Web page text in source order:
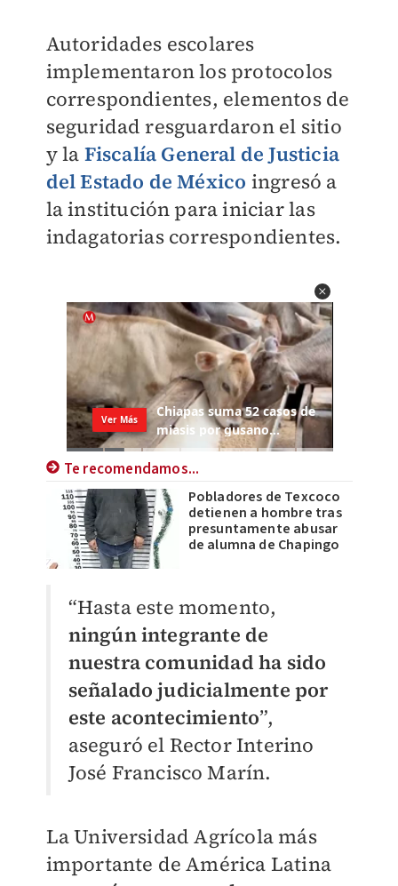
Autoridades escolares
implementaron los protocolos
correspondientes, elementos de
seguridad resguardaron el sitio
y la Fiscalía General de Justicia
del Estado de México ingresó a
la institución para iniciar las
indagatorias correspondientes.
Te recomendamos...
Pobladores de Texcoco
detienen a hombre tras
presuntamente abusar
de alumna de Chapingo
“Hasta este momento,
ningún integrante de
nuestra comunidad ha sido
señalado judicialmente por
este acontecimiento”,
aseguró el Rector Interino
José Francisco Marín.
La Universidad Agrícola más
importante de América Latina